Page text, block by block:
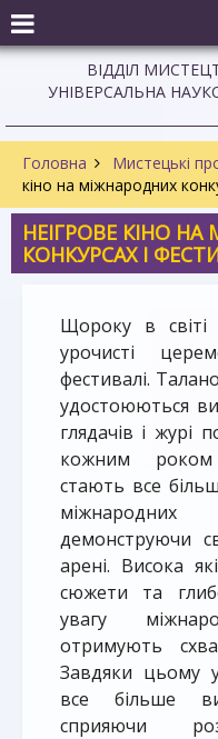
ВІДДІЛ
УНІВЕРСАЛЬНА
Головна Мистецькі
кіно на міжнародних
НЕІГРОВЕ КІНО
КОНКУРСАХ І
Щороку в світі
урочисті
фестивалі.
удостоюються
глядачів і журі
кожним роком
стають все
демонструючи
арені. Висока
сюжети та
увагу
отримують
Завдяки цьому
все більше
сприяючи